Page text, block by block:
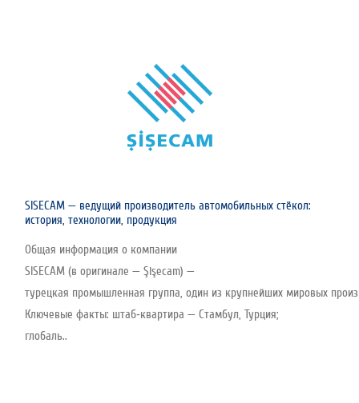
SISECAM — ведущий производитель автомобильных стёкол:
история, технологии, продукция
Общая информация о компании
SISECAM (в оригинале — Şişecam) —
турецкая промышленная группа, один из крупнейших мировых
Ключевые факты: штаб‑квартира — Стамбул, Турция;
глобаль..